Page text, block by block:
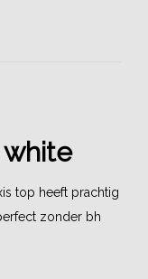
top heeft prachtig
zonder bh